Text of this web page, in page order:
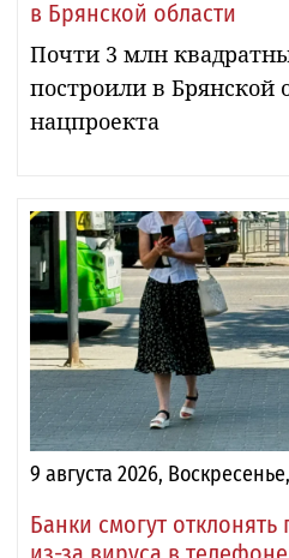
в Брянской области
Почти 3 млн
построили в Брянской
нацпроекта
9 августа 2026, Воскресенье,
Банки смогут